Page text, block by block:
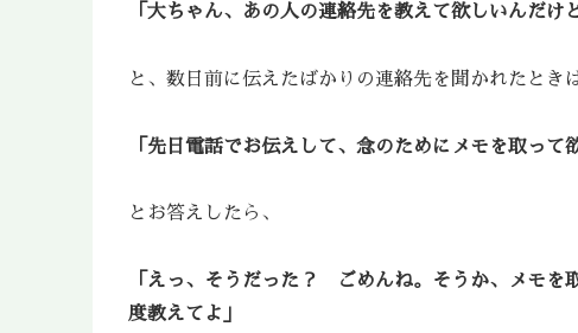
「大ちゃん、あの人の連絡先を教えて欲しいんだけ
と、数日前に伝えたばかりの連絡先を聞かれたとき
「先日電話でお伝えして、念のためにメモを取っ
とお答えしたら、
「えっ、そうだった？ ごめんね。そうか、メモ
度教えてよ」